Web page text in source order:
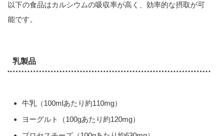
以下の食品はカルシウムの吸収率が高く、効率的な摂取が可
能です。
乳製品
牛乳（100mlあたり約110mg）
ヨーグルト（100gあたり約120mg）